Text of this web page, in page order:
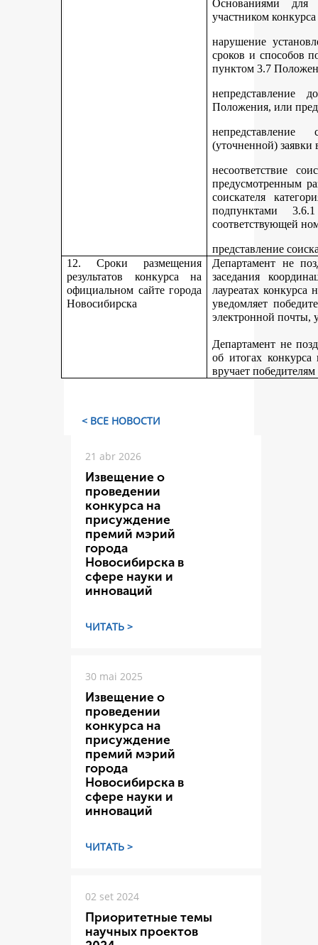
Основаниями для
участником
нарушение
сроков и способов
пунктом 3.7
непредставление
Положения, или
непредставление
(уточненной) заявки
несоответствие
предусмотренным
соискателя
подпунктами 3.6.1
соответствующей
представление
12. Сроки размещения
результатов конкурса на
официальном сайте города
Новосибирска
Департамент не
заседания
лауреатах
уведомляет
электронной почты,
Департамент не
об итогах
вручает
< ВСЕ НОВОСТИ
21 abr 2026
Извещение о
проведении
конкурса на
присуждение
премий мэрий
города
Новосибирска в
сфере науки и
инноваций
ЧИТАТЬ >
30 mai 2025
Извещение о
проведении
конкурса на
присуждение
премий мэрий
города
Новосибирска в
сфере науки и
инноваций
ЧИТАТЬ >
02 set 2024
Приоритетные темы
научных проектов